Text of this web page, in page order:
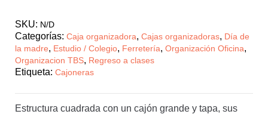
SKU: N/D
Categorías: Caja organizadora, Cajas organizadoras, Día de
la madre, Estudio / Colegio, Ferretería, Organización Oficina,
Organizacion TBS, Regreso a clases
Etiqueta: Cajoneras
Estructura cuadrada con un cajón grande y tapa, sus